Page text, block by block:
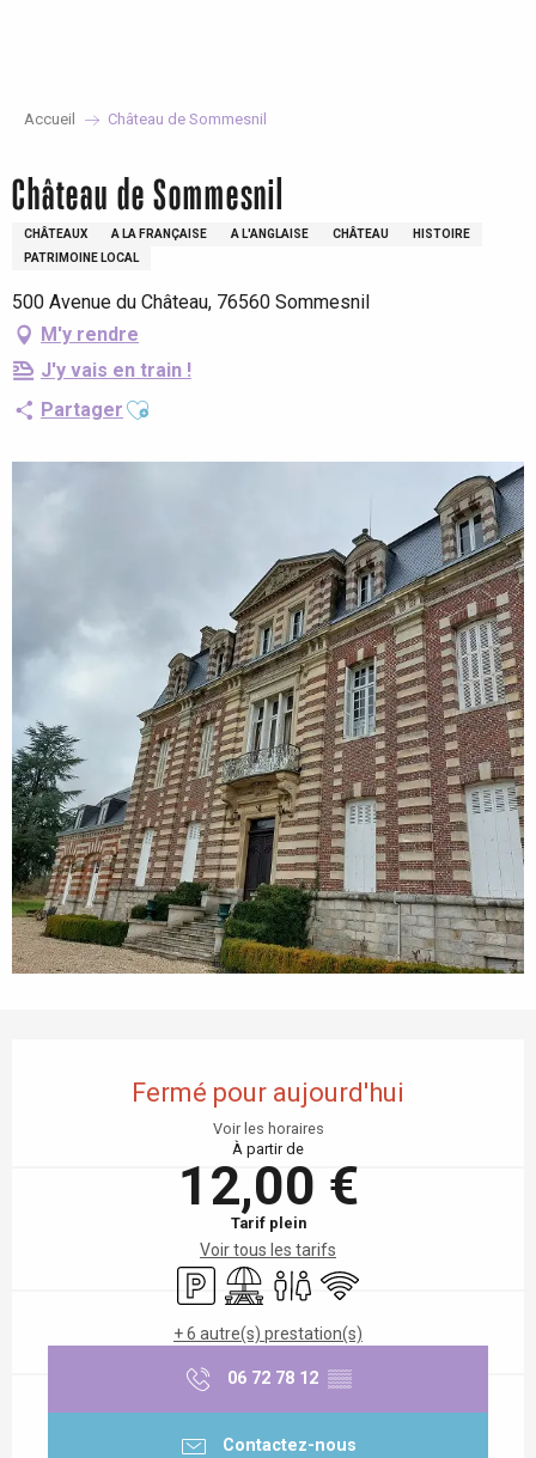
Accueil Château de Sommesnil
Château de Sommesnil
CHÂTEAUX A LA FRANÇAISE A L'ANGLAISE CHÂTEAU
HISTOIRE
PATRIMOINE LOCAL
500 Avenue du Château, 76560 Sommesnil
M'y rendre
J'y vais en train !
Partager Ajouter aux favoris
Fermé pour aujourd'hui
Voir les horaires
À partir de
12,00 €
Tarif plein
Voir tous les tarifs
ParkingAire de pique nique
Toilettes
WiFi
+ 6 autre(s) prestation(s)
06 72 78 12 ▒▒
Contactez-nous